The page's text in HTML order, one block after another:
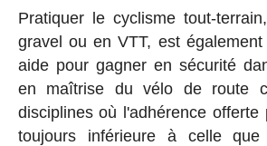
Pratiquer le cyclisme tout-
gravel ou en VTT, est
aide pour gagner en sécurité
en maîtrise du vélo de route
disciplines où l'adhérence
toujours inférieure à celle